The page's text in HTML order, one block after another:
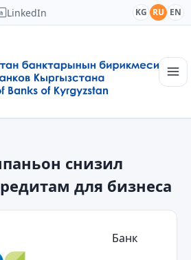
LinkedIn KG RU EN
снизил
для бизнеса
Банк